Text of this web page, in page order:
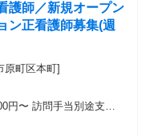
護師／新規オープン
ン正看護師募集(週
原町区本町]
円〜 訪問手当別途支給